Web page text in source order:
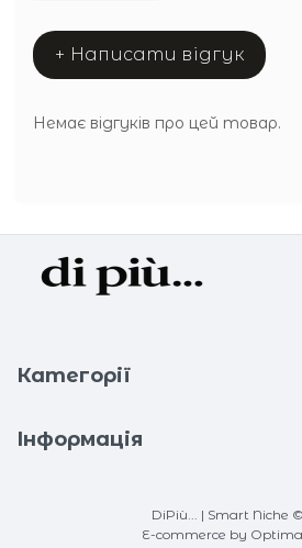
+ Написати відгук
Немає відгуків про цей товар.
Категорії
Інформація
DiPiù... | Smart Niche
E-commerce by